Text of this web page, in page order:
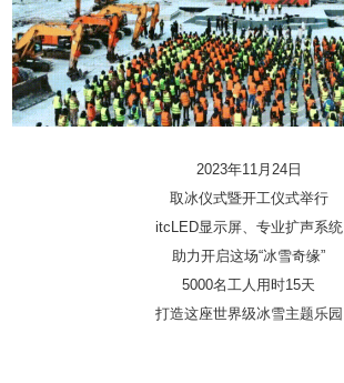
2023年11月24日
取冰仪式暨开工仪式举行
itcLED显示屏、专业扩声系统
助力开启这场“冰雪奇缘”
5000名工人用时15天
打造这座世界级冰雪主题乐园